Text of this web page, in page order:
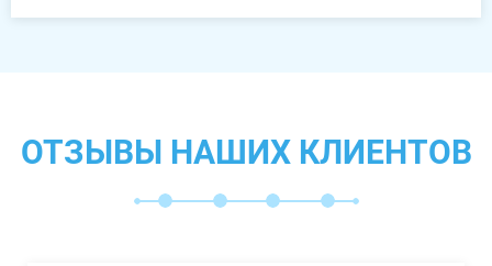
ОТЗЫВЫ НАШИХ КЛИЕНТОВ